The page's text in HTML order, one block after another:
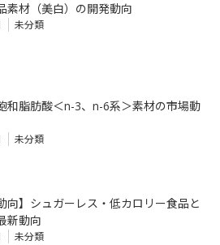
素材（美白）の開発動向
未分類
和脂肪酸＜n-3、n-6系＞素材の市場動
未分類
向】シュガーレス・低カロリー食品と
新動向
未分類